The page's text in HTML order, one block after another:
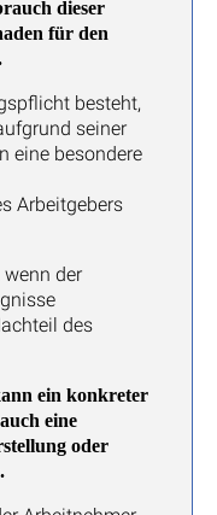
dieser
für den
besteht,
seiner
eine besondere
Arbeitgebers
der
des
ein konkreter
eine
oder